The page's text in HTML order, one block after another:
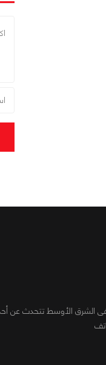
فى الشرق الأوسط تتحدث عن